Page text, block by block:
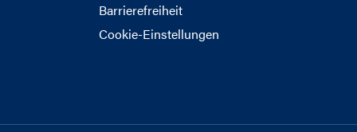
Barrierefreiheit
Cookie-Einstellungen